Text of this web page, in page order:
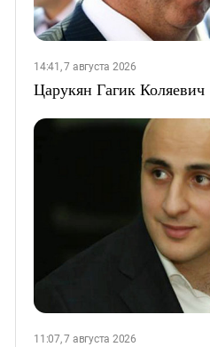
14:41, 7 августа 2026
Царукян Гагик Коляевич
11:07, 7 августа 2026